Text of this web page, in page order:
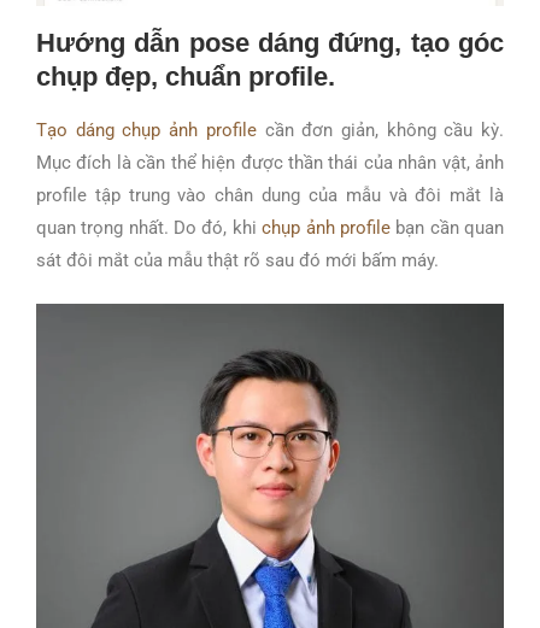
Hướng dẫn pose dáng đứng, tạo góc
chụp đẹp, chuẩn profile.
Tạo dáng chụp ảnh profilecần đơn giản, không cầu kỳ.
Mục đích là cần thể hiện được thần thái của nhân vật, ảnh
profile tập trung vào chân dung của mẫu và đôi mắt là
quan trọng nhất. Do đó, khichụp ảnh profilebạn cần quan
sát đôi mắt của mẫu thật rõ sau đó mới bấm máy.